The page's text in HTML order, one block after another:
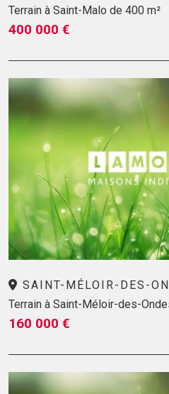
Terrain à Saint-Malo de 400 m²
400 000 €
SAINT-MÉLOIR-DES-
Terrain à Saint-Méloir-des-
160 000 €